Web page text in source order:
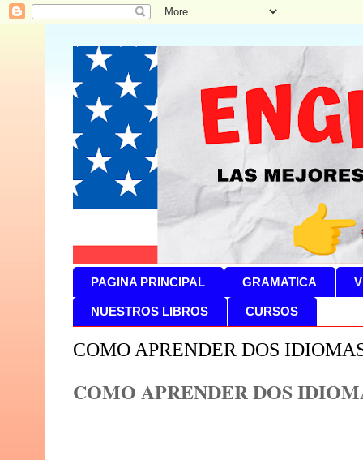
PAGINA PRINCIPAL GRAMATICA
NUESTROS LIBROS CURSOS
COMO APRENDER DOS
COMO APRENDER DOS